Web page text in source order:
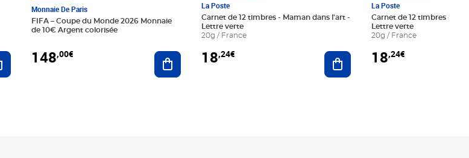
Ajouter au panier
Monnaie De Paris
FIFA – Coupe du Monde 2026 Monnaie
de 10€ Argent colorisée
148,00€ Ajouter au panier
La Poste
Carnet de 12 timbres - Maman dans l'art -
Lettre verte
20g / France
18,24€ Ajouter au panier
La Poste
Carnet de 12 timbres - Le
Lettre verte
20g / France
18,24€